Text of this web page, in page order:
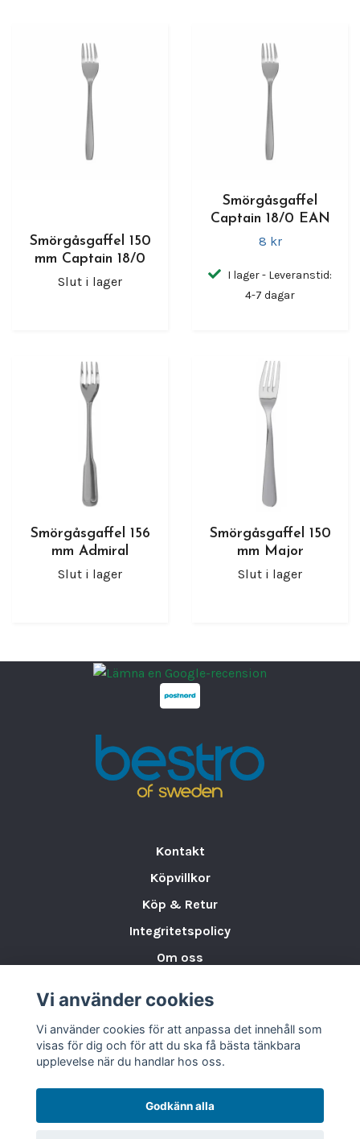
Smörgåsgaffel 150
mm Captain 18/0
Slut i lager
Smörgåsgaffel
Captain 18/0 EAN
8 kr
I lager - Leveranstid:
4-7 dagar
Smörgåsgaffel 156
mm Admiral
Slut i lager
Smörgåsgaffel 150
mm Major
Slut i lager
Kontakt
Köpvillkor
Köp & Retur
Integritetspolicy
Om oss
Varumärken & Partners
BLOGG
Vi använder cookies
Vi använder cookies för att anpassa det innehåll som
visas för dig och för att du ska få bästa tänkbara
upplevelse när du handlar hos oss.
Godkänn alla